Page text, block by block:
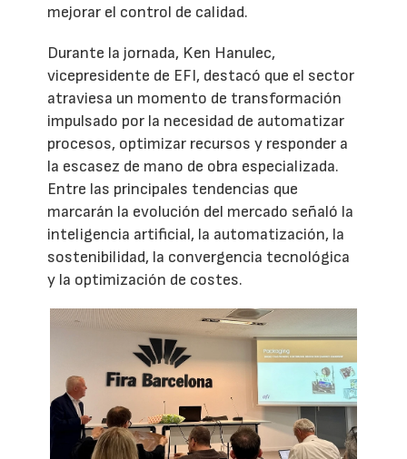
mejorar el control de calidad.
Durante la jornada, Ken Hanulec,
vicepresidente de EFI, destacó que el sector
atraviesa un momento de transformación
impulsado por la necesidad de automatizar
procesos, optimizar recursos y responder a
la escasez de mano de obra especializada.
Entre las principales tendencias que
marcarán la evolución del mercado señaló la
inteligencia artificial, la automatización, la
sostenibilidad, la convergencia tecnológica
y la optimización de costes.